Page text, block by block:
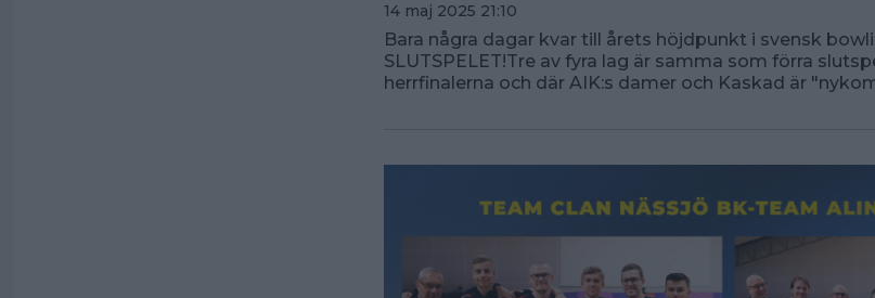
14 maj 2025 21:10
Bara några dagar kvar till årets höjdpunkt i svensk
SLUTSPELET!Tre av fyra lag är samma som förra
herrfinalerna och där AIK:s damer och Kaskad är